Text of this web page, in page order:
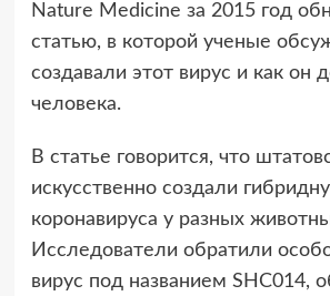
Nature Medicine за 2015 год
статью, в которой ученые
создавали этот вирус и как он
человека.
В статье говорится, что
искусственно создали
коронавируса у разных
Исследователи обратили
вирус под названием SHC014,